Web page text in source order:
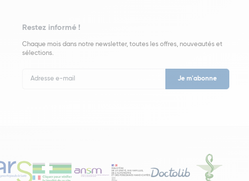
Restez informé !
Chaque mois dans notre newsletter, toutes les offres, nouveautés et
sélections.
Newsletter